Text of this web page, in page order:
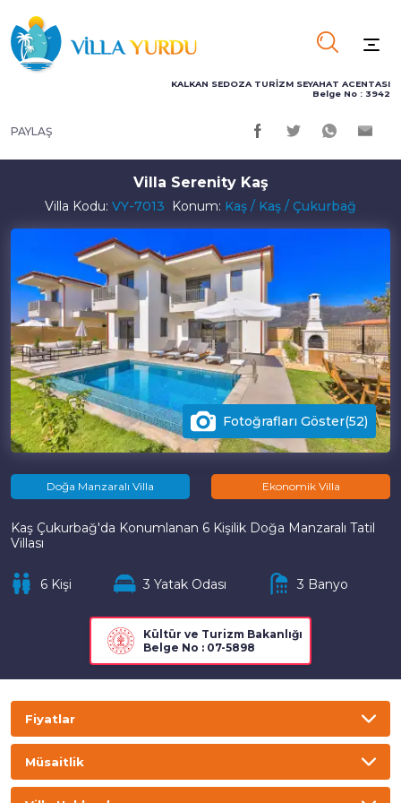
KALKAN SEDOZA TURİZM SEYAHAT ACENTASI
Belge No : 3942
PAYLAŞ
Doğa Manzaralı Villa Ekonomik Villa
Kaş Çukurbağ'da Konumlanan 6 Kişilik Doğa Manzaralı Tatil
Villası
6 Kişi 3 Yatak Odası 3 Banyo
Kültür ve Turizm Bakanlığı
Belge No : 07-5898
Villa Serenity Kaş
Villa Kodu: VY-7013 Konum: Kaş / Kaş / Çukurbağ
Fotoğrafları Göster(52)
Fiyatlar
Gecelik Haftalık
Müsaitlik